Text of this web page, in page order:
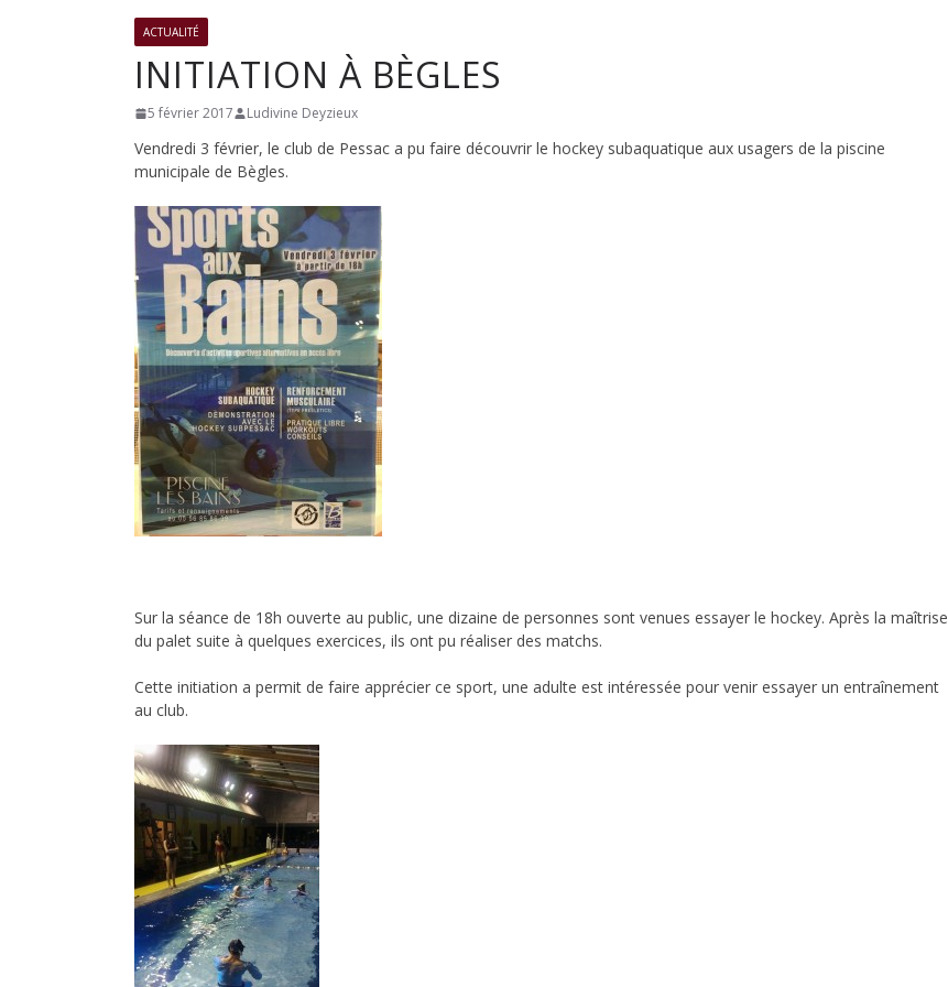
club
de
Subaquatique
de
Pessac
ACTUALITÉ
INITIATION À BÈGLES
5 février 2017 Ludivine Deyzieux
Vendredi 3 février, le club de Pessac a pu faire découvrir le hockey subaquatique aux usagers de la piscine
municipale de Bègles.
Sur la séance de 18h ouverte au public, une dizaine de personnes sont venues essayer le hockey. Après la maîtrise
du palet suite à quelques exercices, ils ont pu réaliser des matchs.
Cette initiation a permit de faire apprécier ce sport, une adulte est intéressée pour venir essayer un entraînement
au club.